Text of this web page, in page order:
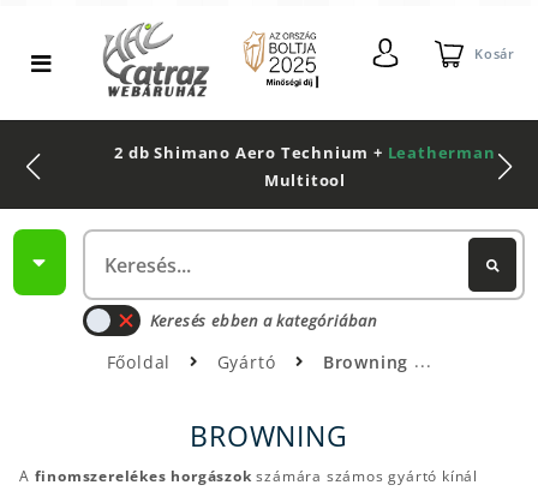
Kosár
2 db Shimano Aero Technium +Leatherman
Multitool
Keresés ebben a kategóriában
Főoldal Gyártó Browning
BROWNING
A finomszerelékes horgászok számára számos gyártó kínál